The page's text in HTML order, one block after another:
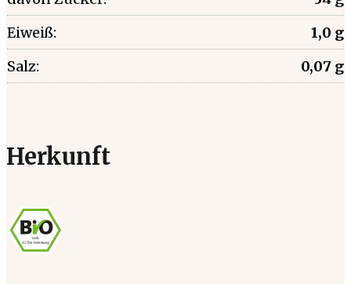
Eiweiß:
1,0 g
Salz:
0,07 g
Herkunft